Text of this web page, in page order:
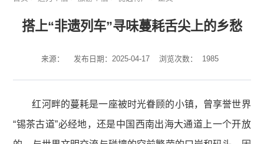
搭上“非遗列车”寻味蔓耗舌尖上的乡愁
来源： 发布日期：2025-04-17 浏览次数： 1985
红河畔的蔓耗是一座被时光眷顾的小镇，曾享誉世界
“锡茶古道”必经地，还是中国西南出海大通道上一个开放